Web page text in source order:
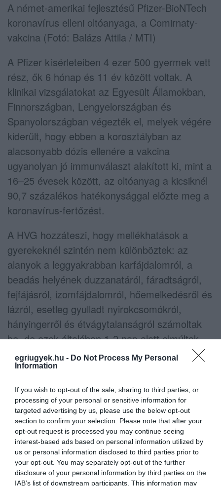
egriugyek.hu - Do Not Process My Personal
Information
If you wish to opt-out of the sale, sharing to third parties, or
processing of your personal or sensitive information for
targeted advertising by us, please use the below opt-out
section to confirm your selection. Please note that after your
opt-out request is processed you may continue seeing
interest-based ads based on personal information utilized by
us or personal information disclosed to third parties prior to
your opt-out. You may separately opt-out of the further
disclosure of your personal information by third parties on the
IAB’s list of downstream participants. This information may
A német-amerikai fejlesztésű Pfizer-BioNTech
koronavírus elleni oltóanyaga, a Comirnaty-
vakcina (Fotó: Balázs Attila / MTI)
A Pfizer kísérleteiben 4 ezer 500 gyermek vett
rész, ők 6 hónap és 11 év között voltak. A
klinikai vizsgálatokat az Egyesült Államokban,
Finnországban, Lengyelországban és
Spanyolországban végezték el, melyek végére
kiderült, hogy ebben a korosztályban az
alacsonyabb dózis ellenére a vakcina
ugyanolyan jó immunválaszt alakított ki, mint a
16–25 évesek között, az oltóanyag a kicsiknél
90,7 százalékos hatékonysággal előzte meg a
koronavírus-fertőzést.
A HVG hozzáteszi, hogy mellékhatások a
gyerekeknél szintén nem különböztek: az
alanyok a leggyakrabban karfájdalomról, a
beadás helyének duzzanatáról, fáradtságról,
fejfájásról, izomfájdalomról, hőemelkedésről és
lázról, esetleg gyulladt nyirokcsomókról,
hányingerről és étvágytalanságról számoltak
be, de ezek általában 1-2 nap alatt elmúltak.
Érdekesség azonban, hogy a gyerekeknél
általában a második dózis után jelentkeztek
Viaugytudjuk.hu)
Indexfotó: Varga György / MTI